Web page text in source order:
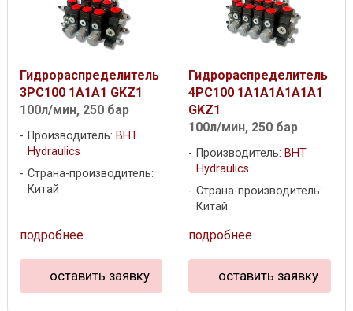
Гидрораспределитель
3PC100 1A1A1 GKZ1
100л/мин, 250 бар
Производитель: BHT
Hydraulics
Страна-производитель:
Китай
подробнее
оставить заявку
Гидрораспределитель
4PC100 1A1A1A1A1A1
GKZ1
100л/мин, 250 бар
Производитель: BHT
Hydraulics
Страна-производитель:
Китай
подробнее
оставить заявку